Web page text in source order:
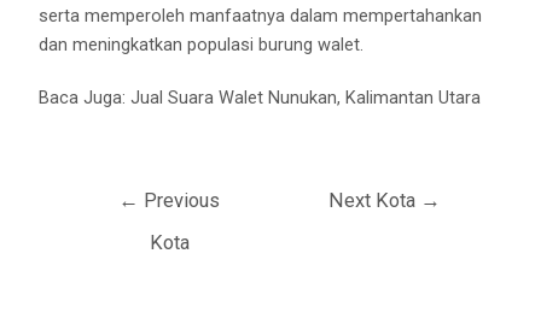
serta memperoleh manfaatnya dalam mempertahankan
dan meningkatkan populasi burung walet.
Baca Juga:Jual Suara Walet Nunukan, Kalimantan Utara
← Previous
Kota
Next Kota →